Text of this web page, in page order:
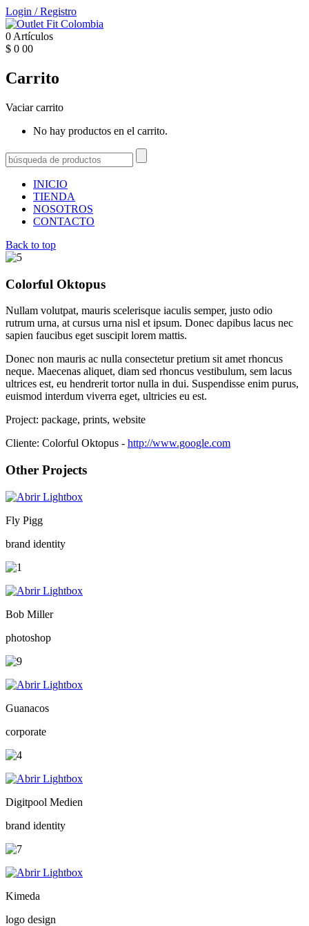
Login /Registro
0 Artículos
$ 0 00
Carrito
Vaciar carrito
No hay productos en el carrito.
INICIO
TIENDA
NOSOTROS
CONTACTO
Back to top
Colorful Oktopus
Nullam volutpat, mauris scelerisque iaculis semper, justo odio
rutrum urna, at cursus urna nisl et ipsum. Donec dapibus lacus nec
sapien faucibus eget suscipit lorem mattis.
Donec non mauris ac nulla consectetur pretium sit amet rhoncus
neque. Maecenas aliquet, diam sed rhoncus vestibulum, sem lacus
ultrices est, eu hendrerit tortor nulla in dui. Suspendisse enim purus,
euismod interdum viverra eget, ultricies eu est.
Project: package, prints, website
Cliente: Colorful Oktopus - http://www.google.com
Other Projects
Fly Pigg
brand identity
Bob Miller
photoshop
Guanacos
corporate
Digitpool Medien
brand identity
Kimeda
logo design